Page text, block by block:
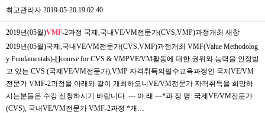
최고관리자 2019-05-20 19:02:40
2019년(05월)VMF-2과정 국제,국내VE/VM전문가(CVS,VMP)과정개최 새창
2019년(05월)국제,국내VE/VM전문가(CVS,VMP)과정개최 ​VMF(Value Methodolog
y Fundamentals)-∐course for CVS & VMPVE/VM활동에 대한 권위와 능력을 인정받
고 있는 CVS (국제VE/VM전문가),VMP 자격취득의필수교육과정인 국제VE/VM
전문가 VMF-2과정을 아래와 같이 개최하오니VE/VM전문가 자격취득을 희망하
시는분들은 수강 신청하시기 바랍니다. --- 아 래 ---*과 정 명: 국제VE/VM전문가
(CVS), 국내VE/VM전문가 VMF-2과정 *개…